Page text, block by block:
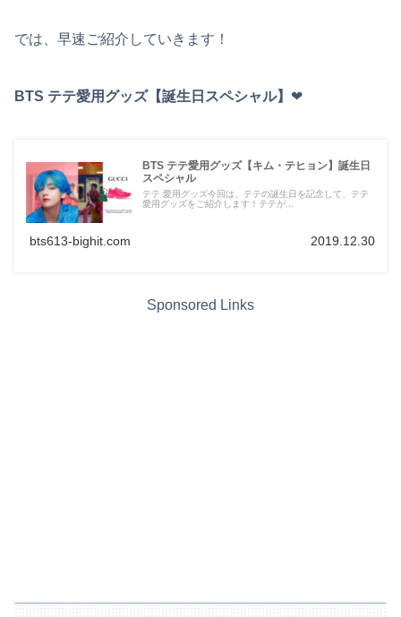
では、早速ご紹介していきます！
BTS テテ愛用グッズ【誕生日スペシャル】 ❤︎
BTS テテ愛用グッズ【キム・テヒョン】誕生日
スペシャル
テテ 愛用グッズ今回は、テテの誕生日を記念して、テテ
愛用グッズをご紹介します！テテが...
bts613-bighit.com 2019.12.30
Sponsored Links